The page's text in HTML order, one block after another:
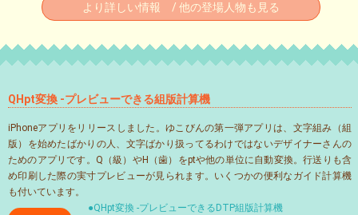
より詳しい情報 / 他の登場人物も見る
QHpt変換 -プレビューできる組版計算機
iPhoneアプリをリリースしました。ゆこびんの第一弾アプリは、文字組み（組
版）を始めたばかりの人、文字ばかり扱ってるわけではないデザイナーさんの
ためのアプリです。Q（級）やH（歯）をptや他の単位に自動変換。行送りも含
め印刷した際の実寸プレビューが見られます。いくつかの便利なガイド計算機
も付いています。
●QHpt変換 -プレビューできるDTP組版計算機